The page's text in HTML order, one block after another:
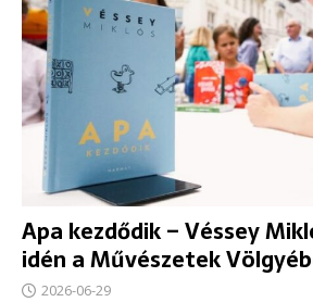
Apa kezdődik – Véssey
idén a Művészetek
2026-06-29